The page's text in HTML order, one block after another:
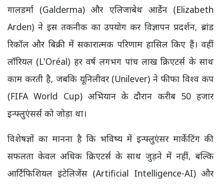
गालडर्मा (Galderma) और एलिजाबेथ आर्डेन (Elizabeth
Arden) ने इस तकनीक का उपयोग कर विज्ञापन प्रदर्शन, ब्रांड
रिकॉल और बिक्री में सकारात्मक परिणाम हासिल किए हैं। वहीं
लॉरियल (L'Oréal) हर वर्ष लगभग पांच लाख क्रिएटर्स के साथ
काम करती है, जबकि यूनिलीवर (Unilever) ने फीफा विश्व कप
(FIFA World Cup) अभियान के दौरान करीब 50 हजार
इन्फ्लुएंसर्स को जोड़ा था।
विशेषज्ञों का मानना है कि भविष्य में इन्फ्लुएंसर मार्केटिंग की
सफलता केवल अधिक क्रिएटर्स के साथ जुड़ने में नहीं, बल्कि
आर्टिफिशियल इंटेलिजेंस (Artificial Intelligence-AI) और